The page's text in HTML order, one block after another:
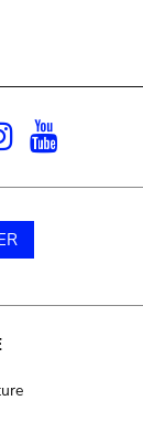
Instagram